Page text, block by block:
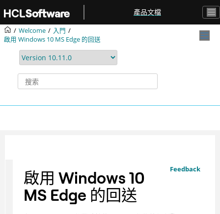
產品文檔
Welcome
入門
啟用 Windows 10 MS Edge 的回送
Feedback
啟用 Windows 10
MS Edge 的回送